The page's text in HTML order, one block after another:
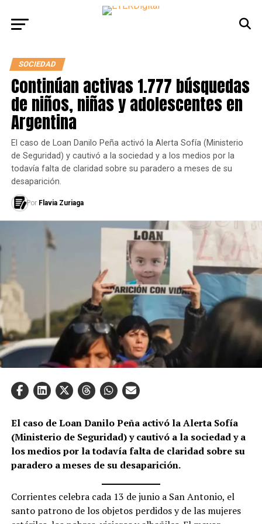
SOCIEDAD
Continúan activas 1.777 búsquedas
de niños, niñas y adolescentes en
Argentina
El caso de Loan Danilo Peña activó la Alerta Sofía (Ministerio
de Seguridad) y cautivó a la sociedad y a los medios por la
todavía falta de claridad sobre su paradero a meses de su
desaparición.
Por Flavia Zuriaga
El caso de Loan Danilo Peña activó la Alerta Sofía
(Ministerio de Seguridad) y cautivó a la sociedad y a
los medios por la todavía falta de claridad sobre su
paradero a meses de su desaparición.
Corrientes celebra cada 13 de junio a San Antonio, el
santo patrono de los objetos perdidos y de las mujeres